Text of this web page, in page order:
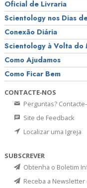
Oficial de Livraria
Scientology nos Dias
Conexão Diária
Scientology à Volta do
Como Ajudamos
Como Ficar Bem
CONTACTE‑NOS
Perguntas?
Site de Feedback
Localizar uma Igreja
SUBSCREVER
Obtenha o Boletim
Receba a